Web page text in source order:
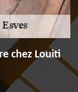
chez Louiti